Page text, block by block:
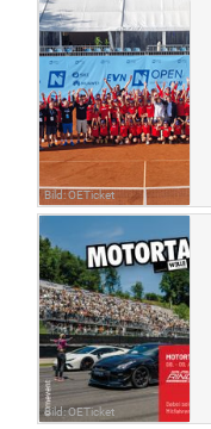
Bild: OETicket
Bild: OETicket